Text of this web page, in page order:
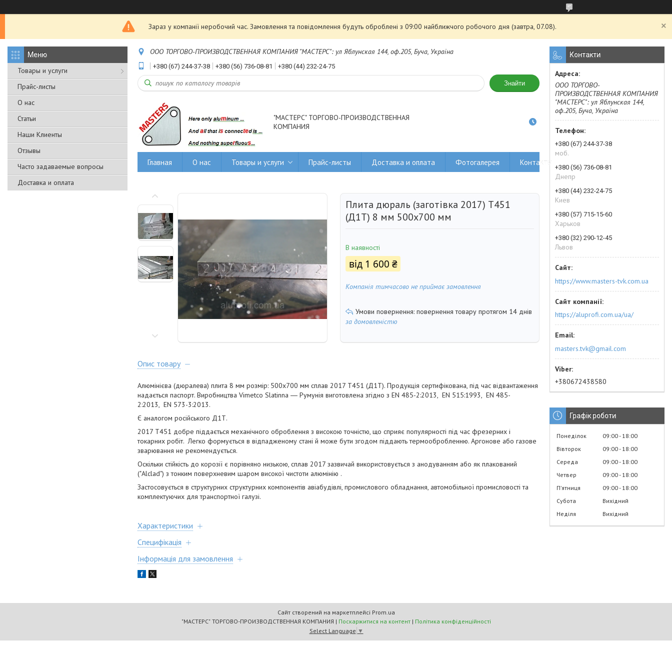
Зараз у компанії неробочий час. Замовлення та повідомлення будуть оброблені з 09:00 найближчого робочого дня (завтра, 07.08).
Товары и услуги
Прайс-листы
О нас
Статьи
Наши Клиенты
Отзывы
Часто задаваемые вопросы
Доставка и оплата
ООО ТОРГОВО-ПРОИЗВОДСТВЕННАЯ КОМПАНИЯ "МАСТЕРС": ул Яблунская 144, оф.205, Буча, Україна
+380 (67) 244-37-38 +380 (56) 736-08-81 +380 (44) 232-24-75
Знайти
"МАСТЕРС" ТОРГОВО-ПРОИЗВОДСТВЕННАЯ
КОМПАНИЯ
Главная О нас Товары и услуги Прайс-листы Доставка и оплата Фотогалерея Контакты
Плита дюраль (заготівка 2017) T451
(Д1Т) 8 мм 500х700 мм
В наявності
від 1 600 ₴
Компанія тимчасово не приймає замовлення
повернення товару протягом 14 днів
за домовленістю
Опис товару
Алюмінієва (дюралева) плита 8 мм розмір: 500х700 мм сплав 2017 Т451 (Д1Т). Продукція сертифікована, під час відвантаження
надається паспорт. Виробництва Vimetco Slatinna ― Румунія виготовлена згідно з EN 485-2:2013, EN 515:1993, EN 485-
2:2013, EN 573-3:2013.
Є аналогом російського Д1Т.
2017 Т451 добре піддається механічного оброблення з високою точністю, що сприяє популярності під час фрезерних і
токарних робіт. Легко формується в відпадженому стані й може бути згодом піддають термообробленню. Аргонове або газове
зварювання не рекомендується.
Оскільки стійкість до корозії є порівняно низькою, сплав 2017 зазвичай використовується з анодуванням або як плакований
("Alclad") з тонким поверхневим шаром високої чистоти алюмінію .
Застосовується в структурних структурних компонентів авіабудівлі, промислового обладнання, автомобільної промисловості та
комплектуючих для транспортної галузі.
Характеристики
Специфікація
Інформація для замовлення
Контакти
ООО ТОРГОВО-
ПРОИЗВОДСТВЕННАЯ КОМПАНИЯ
"МАСТЕРС": ул Яблунская 144,
оф.205, Буча, Україна
+380 (67) 244-37-38
моб.
+380 (56) 736-08-81
Днепр
+380 (44) 232-24-75
Киев
+380 (57) 715-15-60
Харьков
+380 (32) 290-12-45
Львов
https://www.masters-tvk.com.ua
https://aluprofi.com.ua/ua/
masters.tvk@gmail.com
+380672438580
Графік роботи
Понеділок 09:00 18:00
Вівторок
09:00 18:00
Середа
09:00 18:00
Четвер
09:00 18:00
Пʼятниця
09:00 18:00
Субота
Вихідний
Неділя
Вихідний
Сайт створений на маркетплейсі Prom.ua
"МАСТЕРС" ТОРГОВО-ПРОИЗВОДСТВЕННАЯ КОМПАНИЯ | Поскаржитися на контент | Політика конфіденційності
Select Language ▼